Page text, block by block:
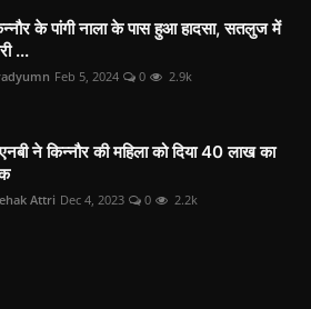
के पांगी नाला के पास हुआ हादसा, सतलुज में
...
Feb 5, 2024 0 2.9k
ने किन्नौर की महिला को दिया 40 लाख का
Attri Dec 4, 2023 0 2.2k